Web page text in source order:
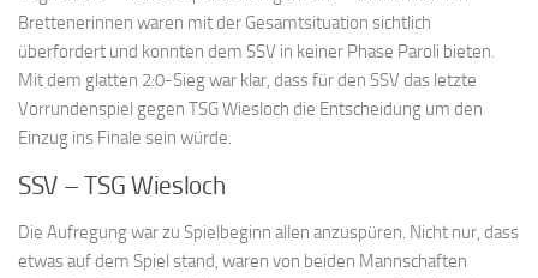
Brettenerinnen waren mit der Gesamtsituation sichtlich
überfordert und konnten dem SSV in keiner Phase Paroli bieten.
Mit dem glatten 2:0-Sieg war klar, dass für den SSV das letzte
Vorrundenspiel gegen TSG Wiesloch die Entscheidung um den
Einzug ins Finale sein würde.
SSV – TSG Wiesloch
Die Aufregung war zu Spielbeginn allen anzuspüren. Nicht nur, dass
etwas auf dem Spiel stand, waren von beiden Mannschaften